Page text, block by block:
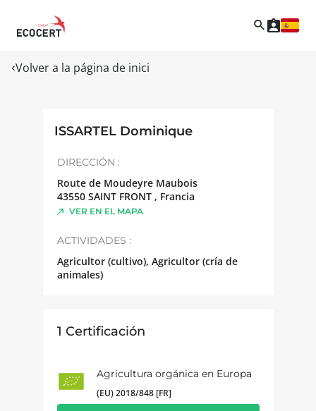
Volver a la página de inici
ISSARTEL Dominique
DIRECCIÓN :
Route de Moudeyre Maubois
43550 SAINT FRONT , Francia
VER EN EL MAPA
ACTIVIDADES :
Agricultor (cultivo), Agricultor (cría de
animales)
1 Certificación
Agricultura orgánica en Europa
(EU) 2018/848 [FR]